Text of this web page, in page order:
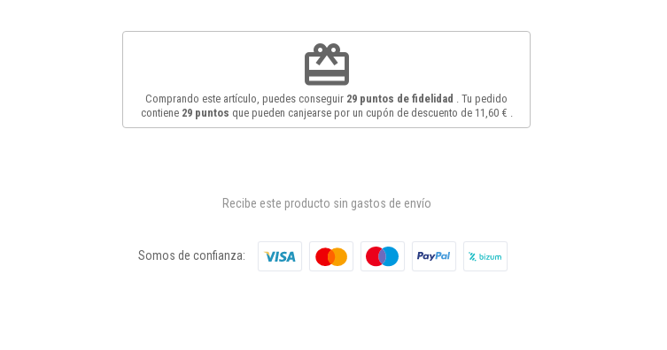
redeem
Comprando este artículo, puedes conseguir 29 puntos de fidelidad . Tu pedido
contiene 29puntos que pueden canjearse por un cupón de descuento de 11,60 €
Recibe este producto sin gastos de envío
Somos de confianza: